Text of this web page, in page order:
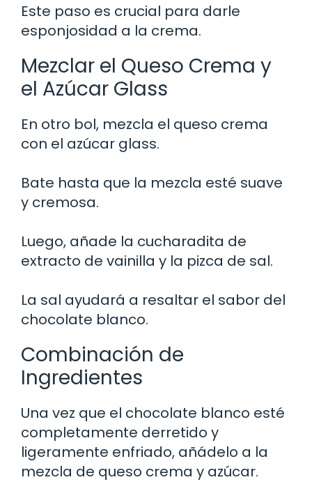
Este paso es crucial para darle
esponjosidad a la crema.
Mezclar el Queso Crema y
el Azúcar Glass
En otro bol, mezcla el queso crema
con el azúcar glass.
Bate hasta que la mezcla esté suave
y cremosa.
Luego, añade la cucharadita de
extracto de vainilla y la pizca de sal.
La sal ayudará a resaltar el sabor del
chocolate blanco.
Combinación de
Ingredientes
Una vez que el chocolate blanco esté
completamente derretido y
ligeramente enfriado, añádelo a la
mezcla de queso crema y azúcar.